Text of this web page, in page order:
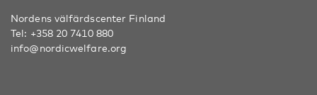
Nordens välfärdscenter Finland
Tel: +358 20 7410 880
info@nordicwelfare.org